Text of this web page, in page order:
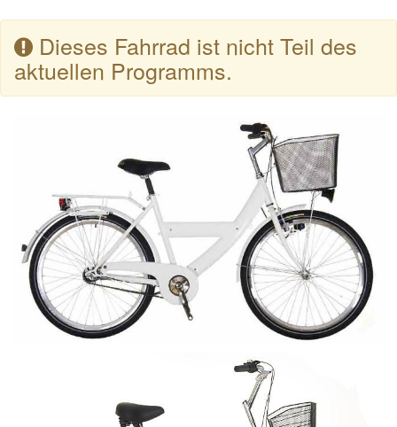
Dieses Fahrrad ist nicht Teil des
aktuellen Programms.